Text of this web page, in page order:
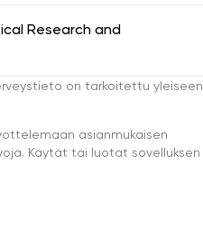
Research and
on tarkoitettu yleiseen
asianmukaisen
Käytät tai luotat sovelluksen